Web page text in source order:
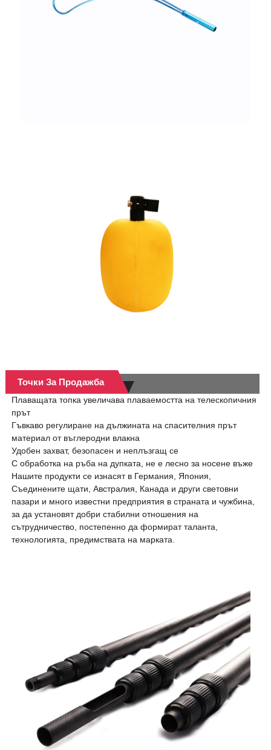
Точки За Продажба
Плаващата топка увеличава плаваемостта на телескопичния
прът
Гъвкаво регулиране на дължината на спасителния прът
материал от въглеродни влакна
Удобен захват, безопасен и неплъзгащ се
С обработка на ръба на дупката, не е лесно за носене въже
Нашите продукти се изнасят в Германия, Япония,
Съединените щати, Австралия, Канада и други световни
пазари и много известни предприятия в страната и чужбина,
за да установят добри стабилни отношения на
сътрудничество, постепенно да формират таланта,
технологията, предимствата на марката.